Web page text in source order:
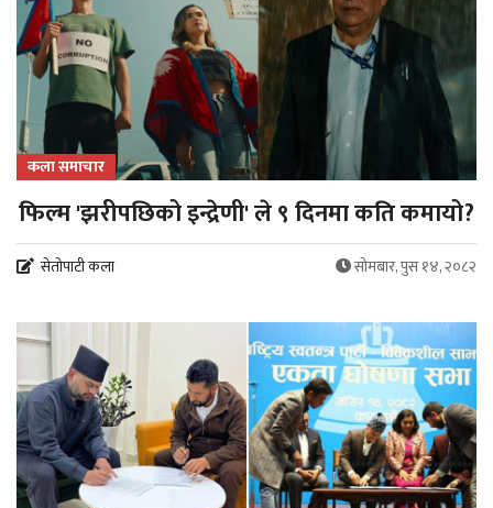
कला समाचार
फिल्म 'झरीपछिको इन्द्रेणी' ले ९ दिनमा कति कमायो?
सेतोपाटी कला सोमबार, पुस १४, २०८२